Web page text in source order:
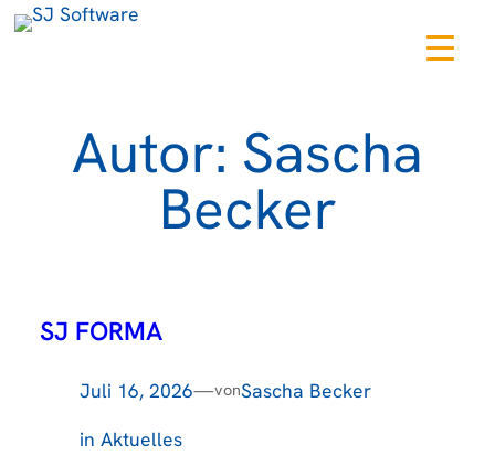
Zum
Autor: Sascha
Becker
SJ FORMA
Juli 16, 2026—vonSascha Becker
in Aktuelles